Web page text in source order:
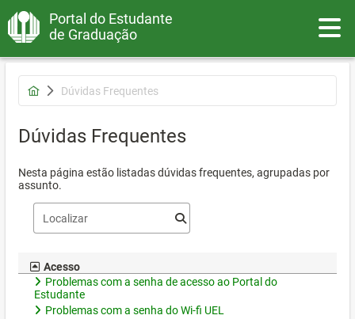
Portal do Estudante
de Graduação
Dúvidas Frequentes
Dúvidas Frequentes
Nesta página estão listadas dúvidas frequentes, agrupadas por
assunto.
Acesso
Problemas com a senha de acesso ao Portal do
Estudante
Problemas com a senha do Wi-fi UEL